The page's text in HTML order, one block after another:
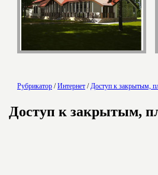
Рубрикатор /Интернет /Доступ к закрытым,
Доступ к закрытым,